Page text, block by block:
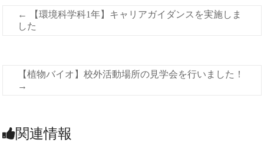
←
【環境科学科1年】キャリアガイダンスを実施しま
した
【植物バイオ】校外活動場所の見学会を行いました！
→
関連情報